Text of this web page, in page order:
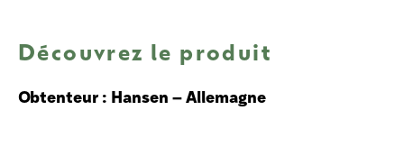
Découvrez le produit
Obtenteur : Hansen – Allemagne